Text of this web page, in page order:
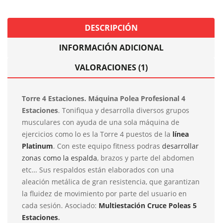
DESCRIPCIÓN
INFORMACIÓN ADICIONAL
VALORACIONES (1)
Torre 4 Estaciones. Máquina Polea Profesional 4
Estaciones. Tonifiqua y desarrolla diversos grupos
musculares con ayuda de una sola máquina de
ejercicios como lo es la Torre 4 puestos de la línea
Platinum. Con este equipo fitness podras desarrollar
zonas como la espalda, brazos y parte del abdomen
etc… Sus respaldos están elaborados con una
aleación metálica de gran resistencia, que garantizan
la fluidez de movimiento por parte del usuario en
cada sesión. Asociado: Multiestación Cruce Poleas 5
Estaciones.